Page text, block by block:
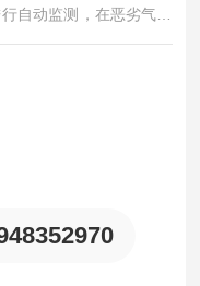
自动监测，在恶劣气象
路的行车水平。